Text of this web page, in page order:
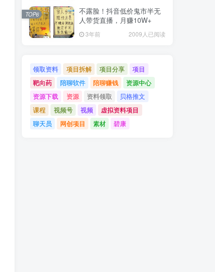
不露脸！抖音低价鬼市半无
人带货直播，月赚10W+
3年前 2009人已阅读
TOP6
领取资料 项目拆解 项目分享
项目
靶向药
陪聊软件 陪聊赚钱
资源中心
资源下载
资源 资料领取
贝格推文
课程
视频号 视频
虚拟资料项目
聊天员
网创项目 素材 碧康